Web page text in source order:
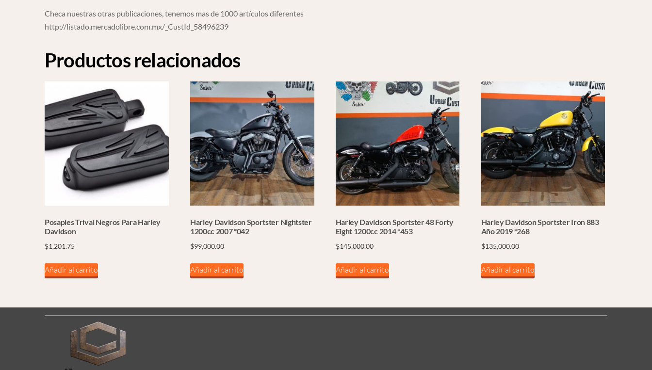
Checa nuestras otras publicaciones, tenemos mas de 1000 artículos diferentes
http://listado.mercadolibre.com.mx/_CustId_58496239
Productos relacionados
Posapies Trival Negros Para Harley
Davidson
$1,201.75
Añadir al carrito
Harley Davidson Sportster Nightster
1200cc 2007 *042
$99,000.00
Añadir al carrito
Harley Davidson Sportster 48 Forty
Eight 1200cc 2014 *453
$145,000.00
Añadir al carrito
Harley Davidson Sportster Iron 883
Año 2019 *268
$135,000.00
Añadir al carrito